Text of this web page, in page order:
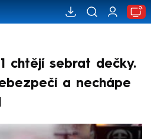
chtějí sebrat dečky.
a nechápe